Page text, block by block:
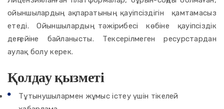
ойыншылардың ақпаратының қауіпсіздігін қамтамасыз
етеді. Ойыншылардың тәжірибесі көбіне қауіпсіздік
деңгейіне байланысты. Тексерілмеген ресурстардан
аулақ болу керек.
Қолдау қызметі
Тұтынушылармен жұмыс істеу үшін тікелей